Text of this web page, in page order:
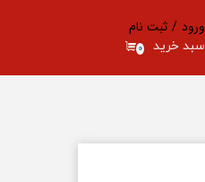
ورود / ثبت نام
حساب کاربری من
۰ سبد خرید